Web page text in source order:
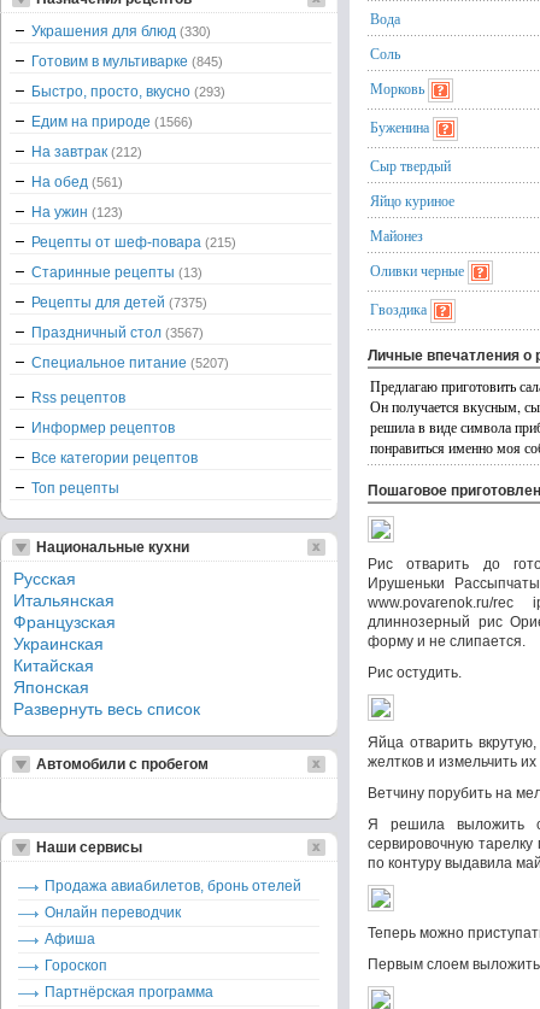
Вода
Соль
Морковь
Буженина
Сыр твердый
Яйцо куриное
Майонез
Оливки черные
Гвоздика
Личные впечатления о
Предлагаю приготовить
Он получается вкусным,
решила в виде символа
понравиться именно моя
Пошаговое
Рис отварить до
Ирушеньки
www.povarenok.ru/
длиннозерный рис
форму и не слипается.
Рис остудить.
Яйца отварить
желтков и измельчить
Ветчину порубить на
Я решила выложить
сервировочную
по контуру выдавила
Теперь можно
Первым слоем
Украшения для блюд (330)
Готовим в мультиварке (845)
Быстро, просто, вкусно (293)
Едим на природе (1566)
На завтрак (212)
На обед (561)
На ужин (123)
Рецепты от шеф-повара (215)
Старинные рецепты (13)
Рецепты для детей (7375)
Праздничный стол (3567)
Специальное питание (5207)
Rss рецептов
Информер рецептов
Все категории рецептов
Топ рецепты
Национальные кухни
Русская
Итальянская
Французская
Украинская
Китайская
Японская
Развернуть весь список
Автомобили с пробегом
Наши сервисы
Продажа авиабилетов, бронь отелей
Онлайн переводчик
Афиша
Гороскоп
Партнёрская программа